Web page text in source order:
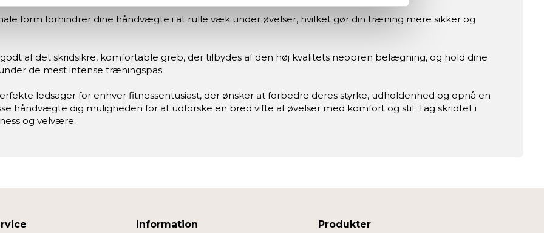
hjemmeside fungerer; andre hjælper os med at forstå, hvordan du bruger siden, så vi kan
til marketing formål. Klik på “Tillad alle” for at fortsætte som angivet,
hvilke typer cookies du vil acceptere.
form forhindrer dine håndvægte i at rulle væk under øvelser, hvilket gør din træning mere sikker og
af det skridsikre, komfortable greb, der tilbydes af den høj kvalitets neopren belægning, og hold dine
de mest intense træningspas.
ledsager for enhver fitnessentusiast, der ønsker at forbedre deres styrke, udholdenhed og opnå en
håndvægte dig muligheden for at udforske en bred vifte af øvelser med komfort og stil. Tag skridtet i
og velvære.
Information
Produkter